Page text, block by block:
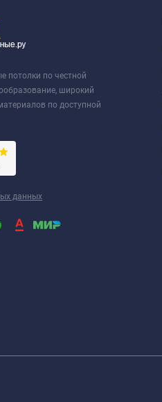
потолки по честной
широкий
по доступной
данных